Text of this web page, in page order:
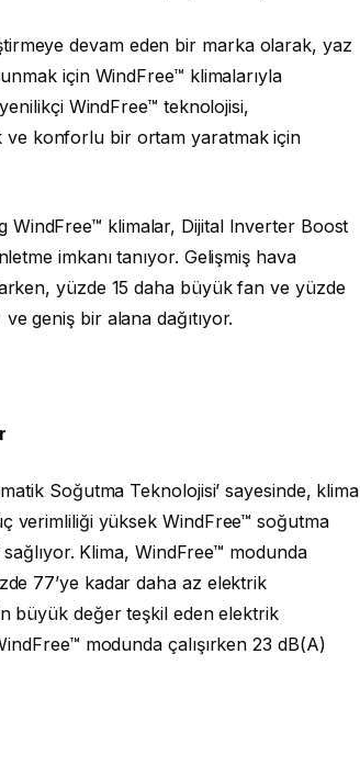
devam eden bir marka olarak, yaz
için WindFree™ klimalarıyla
WindFree™ teknolojisi,
ve konforlu bir ortam yaratmak için
WindFree™ klimalar, Dijital Inverter Boost
imkanı tanıyor. Gelişmiş hava
yüzde 15 daha büyük fan ve yüzde
geniş bir alana dağıtıyor.
Soğutma Teknolojisi’ sayesinde, klima
verimliliği yüksek WindFree™ soğutma
Klima, WindFree™ modunda
77’ye kadar daha az elektrik
büyük değer teşkil eden elektrik
modunda çalışırken 23 dB(A)